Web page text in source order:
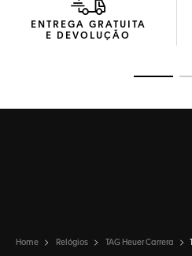
ENTREGA GRATUITA
E DEVOLUÇÃO
Home Relógios TAG Heuer Carrera